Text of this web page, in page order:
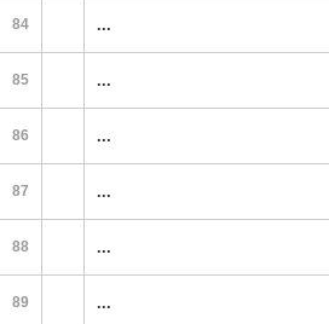
84 ...
85 ...
86 ...
87 ...
88 ...
89 ...